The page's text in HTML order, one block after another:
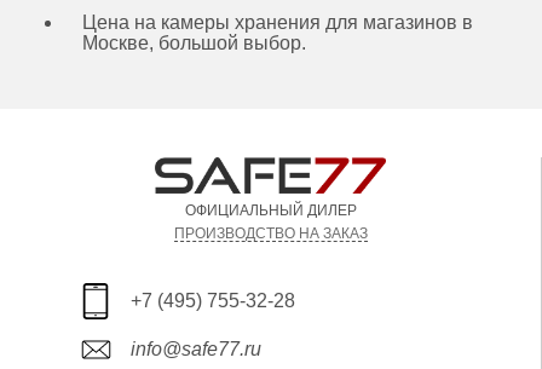
Цена на камеры хранения для магазинов в
Москве, большой выбор.
ОФИЦИАЛЬНЫЙ ДИЛЕР
ПРОИЗВОДСТВО НА ЗАКАЗ
+7 (495) 755-32-28
info@safe77.ru